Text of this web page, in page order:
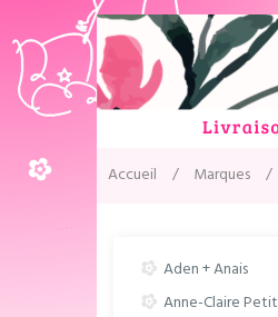
Accueil Marques
Aden + Anais
Anne-Claire Petit